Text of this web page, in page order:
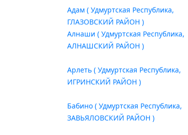
Адам ( Удмуртская Республика,
ГЛАЗОВСКИЙ РАЙОН )
Алнаши ( Удмуртская Республика,
АЛНАШСКИЙ РАЙОН )
Арлеть ( Удмуртская Республика,
ИГРИНСКИЙ РАЙОН )
Бабино ( Удмуртская Республика,
ЗАВЬЯЛОВСКИЙ РАЙОН )